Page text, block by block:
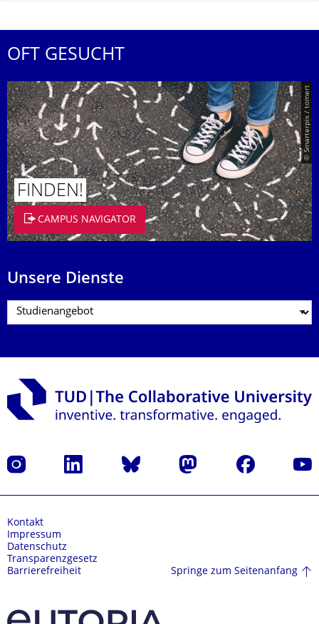
OFT GESUCHT
© Smarterpix / tomert
FINDEN!
CAMPUS NAVIGATOR
Unsere Dienste
Instagram LinkedIn Bluesky Mastodon Facebook
Kontakt
Impressum
Datenschutz
Transparenzgesetz
Barrierefreiheit
Springe zum Seitenanfang